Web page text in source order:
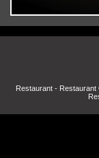
Restaurant - Restaurant